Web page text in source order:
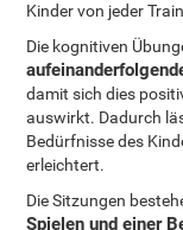
Kinder von jeder
Die kognitiven
damit sich dies
auswirkt. Dadurch
Bedürfnisse des
erleichtert.
Die Sitzungen
Spielen und einer